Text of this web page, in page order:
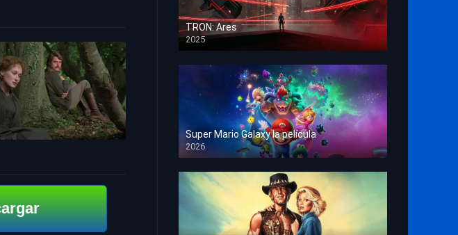
TRON: Ares
2025
HD 1080p
Super Mario Galaxy la película
2026
HD 1080p